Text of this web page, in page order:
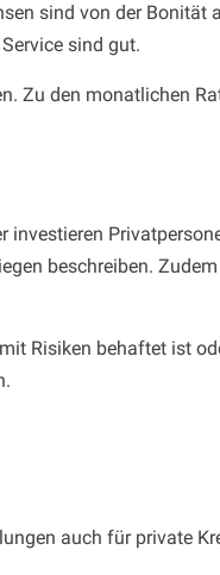
sind von der Bonität
sind gut.
Zu den monatlichen
beschreiben.
Risiken behaftet ist
auch für private